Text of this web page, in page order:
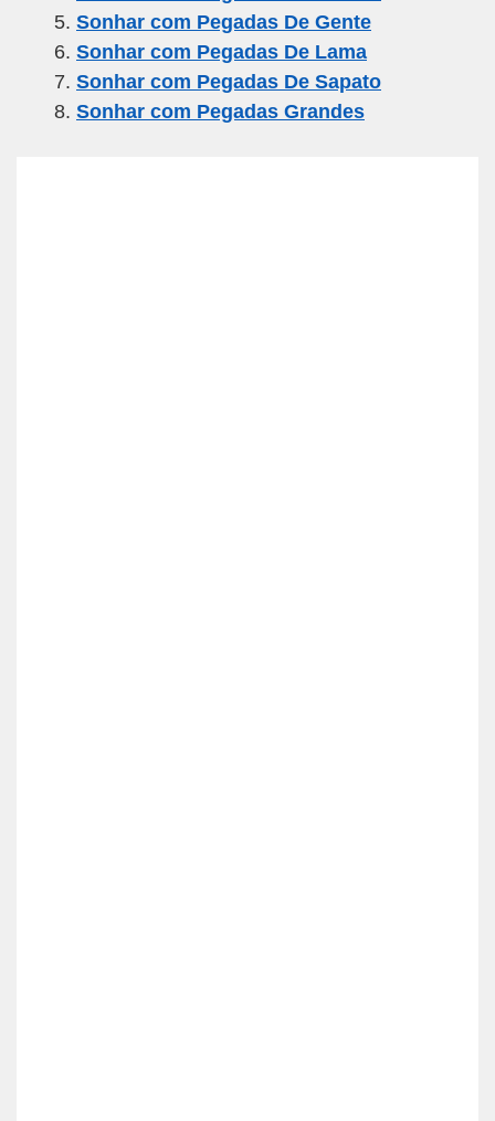
o
k
p
Sonhar com Pegadas De Gente
Sonhar com Pegadas De Lama
Sonhar com Pegadas De Sapato
Sonhar com Pegadas Grandes